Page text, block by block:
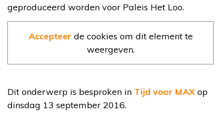
geproduceerd worden voor Paleis Het Loo.
Accepteer de cookies om dit element te
weergeven.
Dit onderwerp is besproken in Tijd voor MAX op
dinsdag 13 september 2016.